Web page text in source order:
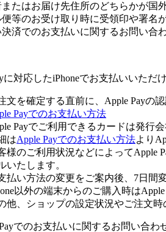
たはお届け先住所のどちらかが国
等のお受け取り時に受領印や署名
済でのお支払いに関するお問い合
に対応したiPhoneでお支払いいただけ
文を確定する直前に、Apple Payの
Payでのお支払い方法
Payでご利用できるカードは発行
はApple Payでのお支払い方法より
様のご利用状況などによってApple
いたします。
払い方法の変更をご案内後、7日間
以外の端末からのご購入時は
他、ショップの設定状況やご注文
でのお支払いに関するお問い合わ